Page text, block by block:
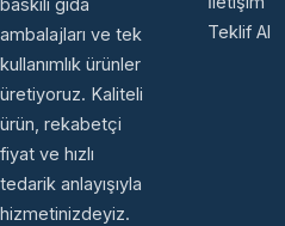
baskılı gıda
ambalajları ve tek
kullanımlık ürünler
üretiyoruz. Kaliteli
ürün, rekabetçi
fiyat ve hızlı
tedarik anlayışıyla
hizmetinizdeyiz.
Teklif Al